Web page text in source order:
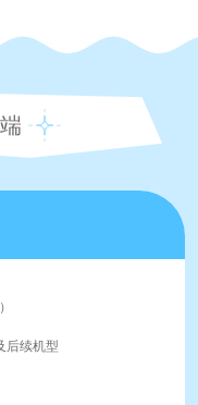
后续机型